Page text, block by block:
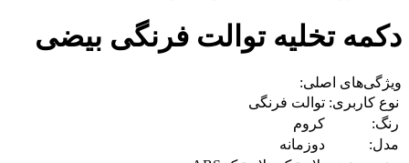
دکمه تخلیه توالت‌ فرنگی بیضی
ویژگی‌های اصلی:
نوع کاربری: توالت فرنگی
رنگ:
کروم
مدل:
دوزمانه